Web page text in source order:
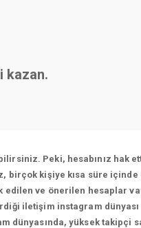
kazan.
Peki, hesabınız hak
birçok kişiye kısa süre içinde
ve önerilen hesaplar
iletişim instagram
dünyasında, yüksek takipçi